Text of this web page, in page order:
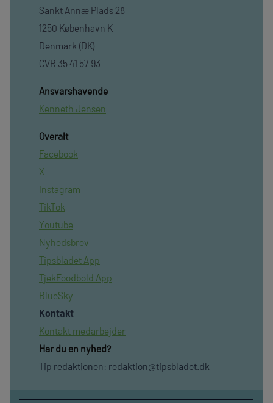
Sankt Annæ Plads 28
1250 København K
Denmark (DK)
CVR 35 41 57 93
Ansvarshavende
Kenneth Jensen
Overalt
Facebook
X
Instagram
TikTok
Youtube
Nyhedsbrev
Tipsbladet App
TjekFoodbold App
BlueSky
Kontakt
Kontakt medarbejder
Har du en nyhed?
Tip redaktionen: redaktion@tipsbladet.dk